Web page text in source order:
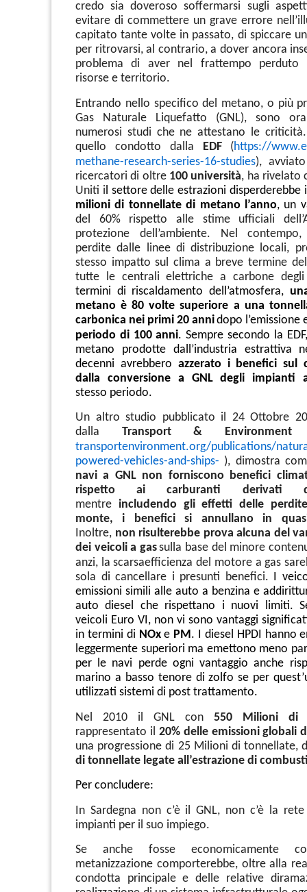
credo sia doveroso soffermarsi sugli
evitare di commettere un grave errore
capitato tante volte in passato, di spiccare
per ritrovarsi, al contrario, a dover ancora
problema di aver nel frattempo perduto
risorse e territorio.
Entrando nello specifico del metano, o più
Gas Naturale Liquefatto (GNL), sono
numerosi studi che ne attestano le
quello condotto dalla
EDF (https://
methane-research-series-16-studies),
ricercatori di oltre 100 università, ha rivelato
Uniti i l settore delle estrazioni
milioni di tonnellate di metano l’anno, un
del 60% rispetto alle stime ufficiali
protezione dell’ambiente. Nel
perdite dalle linee di distribuzione locali,
stesso impatto sul clima a breve termine
tutte le centrali elettriche a carbone
termini di riscaldamento dell’atmosfera,
metano è 80 volte superiore a una
carbonica nei primi 20 annidopo l’emissione
periodo di 100 anni. Sempre secondo la
metano prodotte dall’industria estrattiva
decenni avrebbero azzerato i benefici sul
dalla conversione a GNL degli impianti
stesso periodo.
Un altro studio pubblicato il 24 Ottobre
dalla Transport & Environment
transportenvironment.org/publications/
powered-vehicles-and-ships- ), dimostra
navi a GNL non forniscono benefici
rispetto ai carburanti derivati
mentre includendo gli effetti delle
monte, i benefici si annullano in
Inoltre, non risulterebbe prova alcuna del
dei veicoli a gas sulla base del minore
anzi, la scarsaefficienza del motore a gas
sola di cancellare i presunti benefici.
I
emissioni simili alle auto a benzina e
auto diesel che rispettano i nuovi limiti.
veicoli Euro VI, non vi sono vantaggi
in termini di NOxe PM . I diesel HPDI hanno
leggermente superiori ma emettono meno
per le navi perde ogni vantaggio anche
marino a basso tenore di zolfo se per
utilizzati sistemi di post trattamento.
Nel 2010 il GNL con 550 Milioni di
rappresentato il 20% delle emissioni globali
una progressione di 25 Milioni di tonnellate,
di tonnellate legate all’estrazione di
Per concludere:
In Sardegna non c’è il GNL, non c’è la
impianti per il suo impiego.
Se anche fosse economicamente
metanizzazione comporterebbe, oltre alla
condotta principale e delle relative